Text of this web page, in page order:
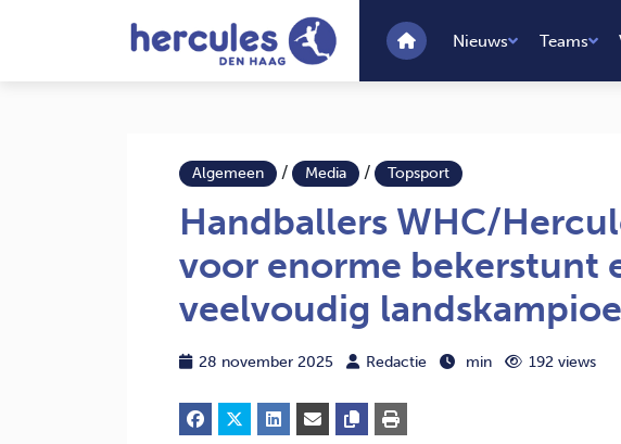
Nieuws Teams
Algemeen / Media / Topsport
Handballers WHC/
voor enorme bekerstunt
veelvoudig
28 november 2025 Redactie min 192 views